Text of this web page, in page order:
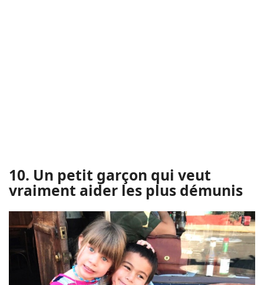
10. Un petit garçon qui veut
vraiment aider les plus démunis